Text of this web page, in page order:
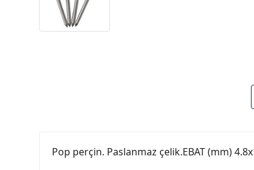
Pop perçin. Paslanmaz çelik.EBAT (mm)